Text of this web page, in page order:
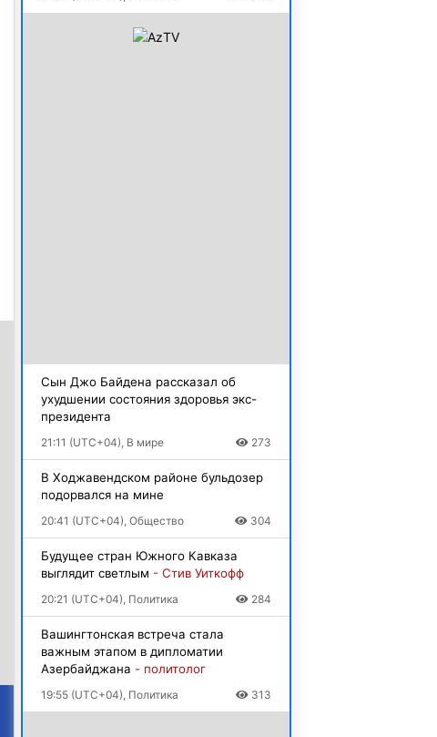
Сын Джо Байдена рассказал об
ухудшении состояния здоровья экс-
президента
21:11 (UTC+04), В мире 273
В Ходжавендском районе бульдозер
подорвался на мине
20:41 (UTC+04), Общество 304
Будущее стран Южного Кавказа
выглядит светлым - Стив Уиткофф
20:21 (UTC+04), Политика 284
Вашингтонская встреча стала
важным этапом в дипломатии
Азербайджана - политолог
19:55 (UTC+04), Политика 313